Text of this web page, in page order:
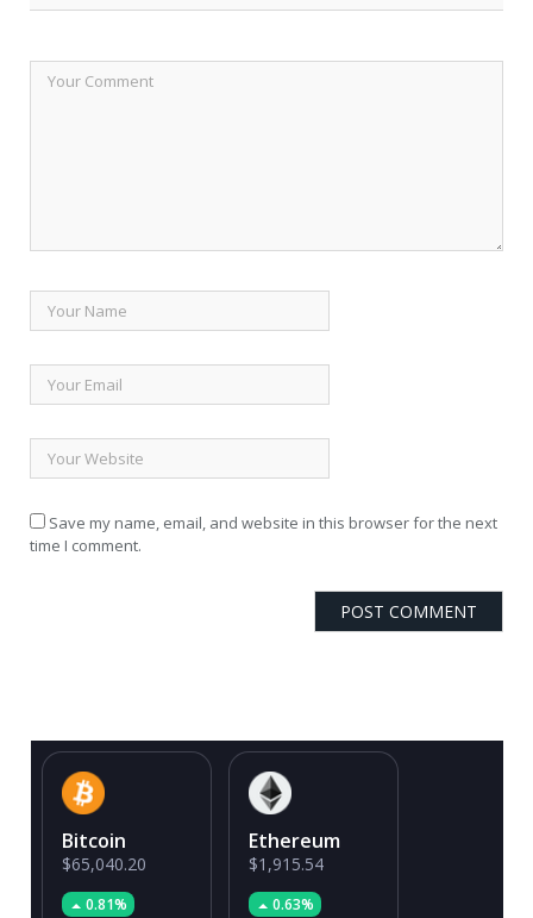
Save my name, email, and website in this browser for the next
time I comment.
Bitcoin
$65,040.20
0.81%
Ethereum
$1,915.54
0.63%